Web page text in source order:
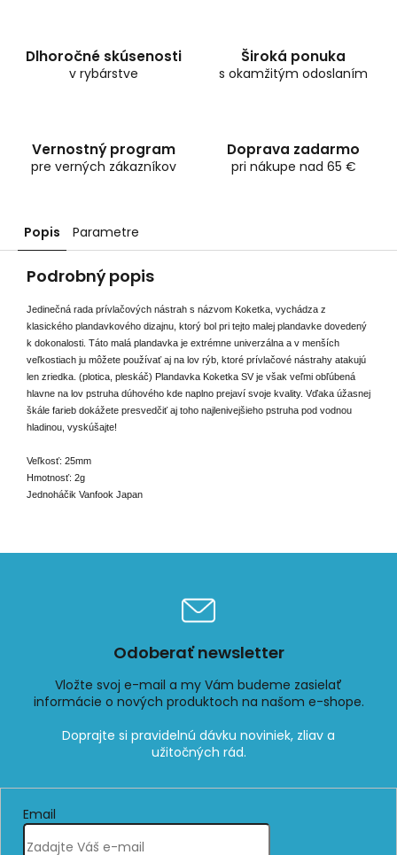
Dlhoročné skúsenosti
v rybárstve
Široká ponuka
s okamžitým odoslaním
Vernostný program
pre verných zákazníkov
Doprava zadarmo
pri nákupe nad 65 €
Popis Parametre
Podrobný popis
Jedinečná rada prívlačových nástrah s názvom Koketka, vychádza z
klasického plandavkového dizajnu, ktorý bol pri tejto malej plandavke dovedený
k dokonalosti. Táto malá plandavka je extrémne univerzálna a v menších
veľkostiach ju môžete používať aj na lov rýb, ktoré prívlačové nástrahy atakujú
len zriedka. (plotica, pleskáč) Plandavka Koketka SV je však veľmi obľúbená
hlavne na lov pstruha dúhového kde naplno prejaví svoje kvality. Vďaka úžasnej
škále farieb dokážete presvedčiť aj toho najlenivejšieho pstruha pod vodnou
hladinou, vyskúšajte!
Veľkosť: 25mm
Hmotnosť: 2g
Jednoháčik Vanfook Japan
Odoberať newsletter
Vložte svoj e-mail a my Vám budeme zasielať
informácie o nových produktoch na našom e-shope.
Email